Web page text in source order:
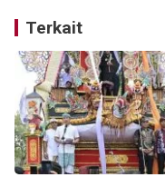
Terkait